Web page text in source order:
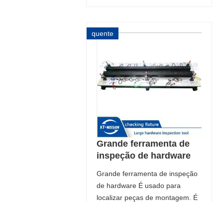
quente
Grande ferramenta de
inspeção de hardware
Grande ferramenta de inspeção
de hardware É usado para
localizar peças de montagem. É